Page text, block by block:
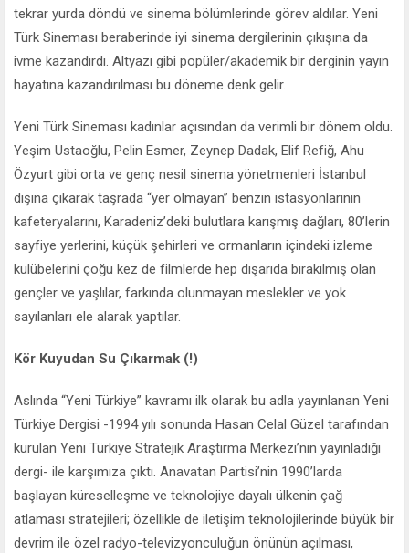
tekrar yurda döndü ve sinema bölümlerinde görev aldılar. Yeni
Türk Sineması beraberinde iyi sinema dergilerinin çıkışına da
ivme kazandırdı. Altyazı gibi popüler/akademik bir derginin yayın
hayatına kazandırılması bu döneme denk gelir.
Yeni Türk Sineması kadınlar açısından da verimli bir dönem oldu.
Yeşim Ustaoğlu, Pelin Esmer, Zeynep Dadak, Elif Refiğ, Ahu
Özyurt gibi orta ve genç nesil sinema yönetmenleri İstanbul
dışına çıkarak taşrada “yer olmayan” benzin istasyonlarının
kafeteryalarını, Karadeniz’deki bulutlara karışmış dağları, 80’lerin
sayfiye yerlerini, küçük şehirleri ve ormanların içindeki izleme
kulübelerini çoğu kez de filmlerde hep dışarıda bırakılmış olan
gençler ve yaşlılar, farkında olunmayan meslekler ve yok
sayılanları ele alarak yaptılar.
Kör Kuyudan Su Çıkarmak (!)
Aslında “Yeni Türkiye” kavramı ilk olarak bu adla yayınlanan Yeni
Türkiye Dergisi -1994 yılı sonunda Hasan Celal Güzel tarafından
kurulan Yeni Türkiye Stratejik Araştırma Merkezi’nin yayınladığı
dergi- ile karşımıza çıktı. Anavatan Partisi’nin 1990’larda
başlayan küreselleşme ve teknolojiye dayalı ülkenin çağ
atlaması stratejileri; özellikle de iletişim teknolojilerinde büyük bir
devrim ile özel radyo-televizyonculuğun önünün açılması,